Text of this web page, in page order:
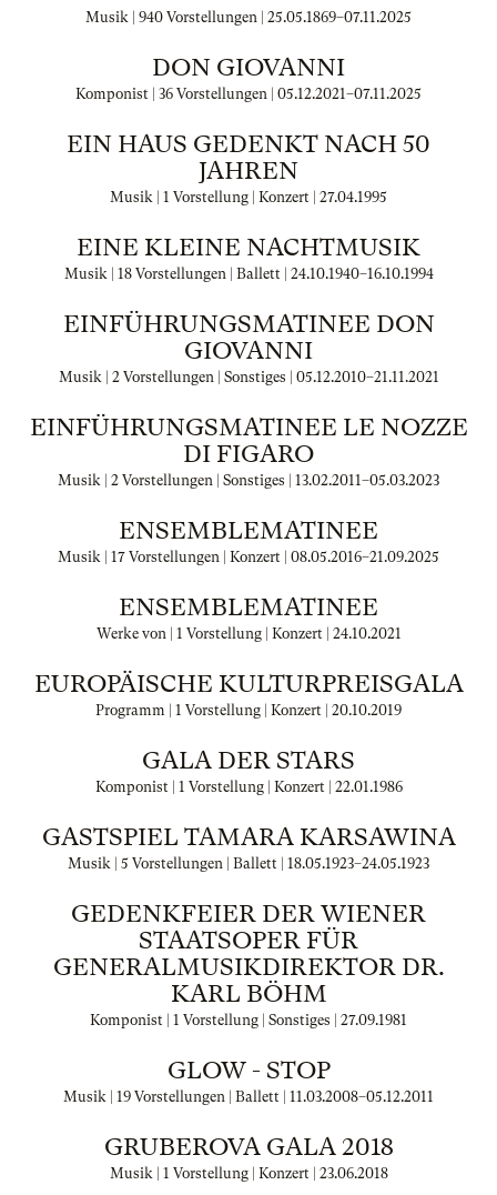
Musik | 940 Vorstellungen | 25.05.1869–07.11.2025
DON GIOVANNI
Komponist | 36 Vorstellungen | 05.12.2021–07.11.2025
EIN HAUS GEDENKT NACH 50
JAHREN
Musik | 1 Vorstellung | Konzert | 27.04.1995
EINE KLEINE NACHTMUSIK
Musik | 18 Vorstellungen | Ballett | 24.10.1940–16.10.1994
EINFÜHRUNGSMATINEE DON
GIOVANNI
Musik | 2 Vorstellungen | Sonstiges | 05.12.2010–21.11.2021
EINFÜHRUNGSMATINEE LE NOZZE
DI FIGARO
Musik | 2 Vorstellungen | Sonstiges | 13.02.2011–05.03.2023
ENSEMBLEMATINEE
Musik | 17 Vorstellungen | Konzert | 08.05.2016–21.09.2025
ENSEMBLEMATINEE
Werke von | 1 Vorstellung | Konzert | 24.10.2021
EUROPÄISCHE KULTURPREISGALA
Programm | 1 Vorstellung | Konzert | 20.10.2019
GALA DER STARS
Komponist | 1 Vorstellung | Konzert | 22.01.1986
GASTSPIEL TAMARA KARSAWINA
Musik | 5 Vorstellungen | Ballett | 18.05.1923–24.05.1923
GEDENKFEIER DER WIENER
STAATSOPER FÜR
GENERALMUSIKDIREKTOR DR.
KARL BÖHM
Komponist | 1 Vorstellung | Sonstiges | 27.09.1981
GLOW - STOP
Musik | 19 Vorstellungen | Ballett | 11.03.2008–05.12.2011
GRUBEROVA GALA 2018
Musik | 1 Vorstellung | Konzert | 23.06.2018